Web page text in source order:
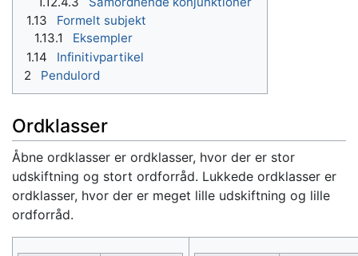
1.13
Formelt subjekt
1.13.1
Eksempler
1.14
Infinitivpartikel
2
Pendulord
Ordklasser
Åbne ordklasser er ordklasser, hvor der er stor
udskiftning og stort ordforråd. Lukkede ordklasser er
ordklasser, hvor der er meget lille udskiftning og lille
ordforråd.